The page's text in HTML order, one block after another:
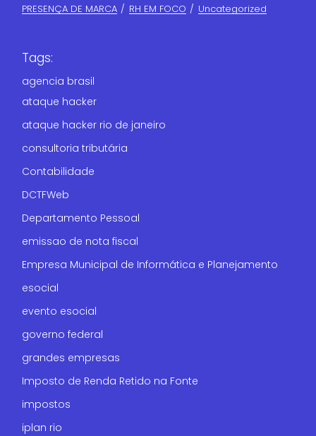
PRESENÇA DE MARCA
RH EM FOCO Uncategorized
Tags:
agencia brasil
ataque hacker
ataque hacker rio de janeiro
consultoria tributária
Contabilidade
DCTFWeb
Departamento Pessoal
emissao de nota fiscal
Empresa Municipal de Informática e Planejamento
esocial
evento esocial
governo federal
grandes empresas
Imposto de Renda Retido na Fonte
impostos
iplan rio